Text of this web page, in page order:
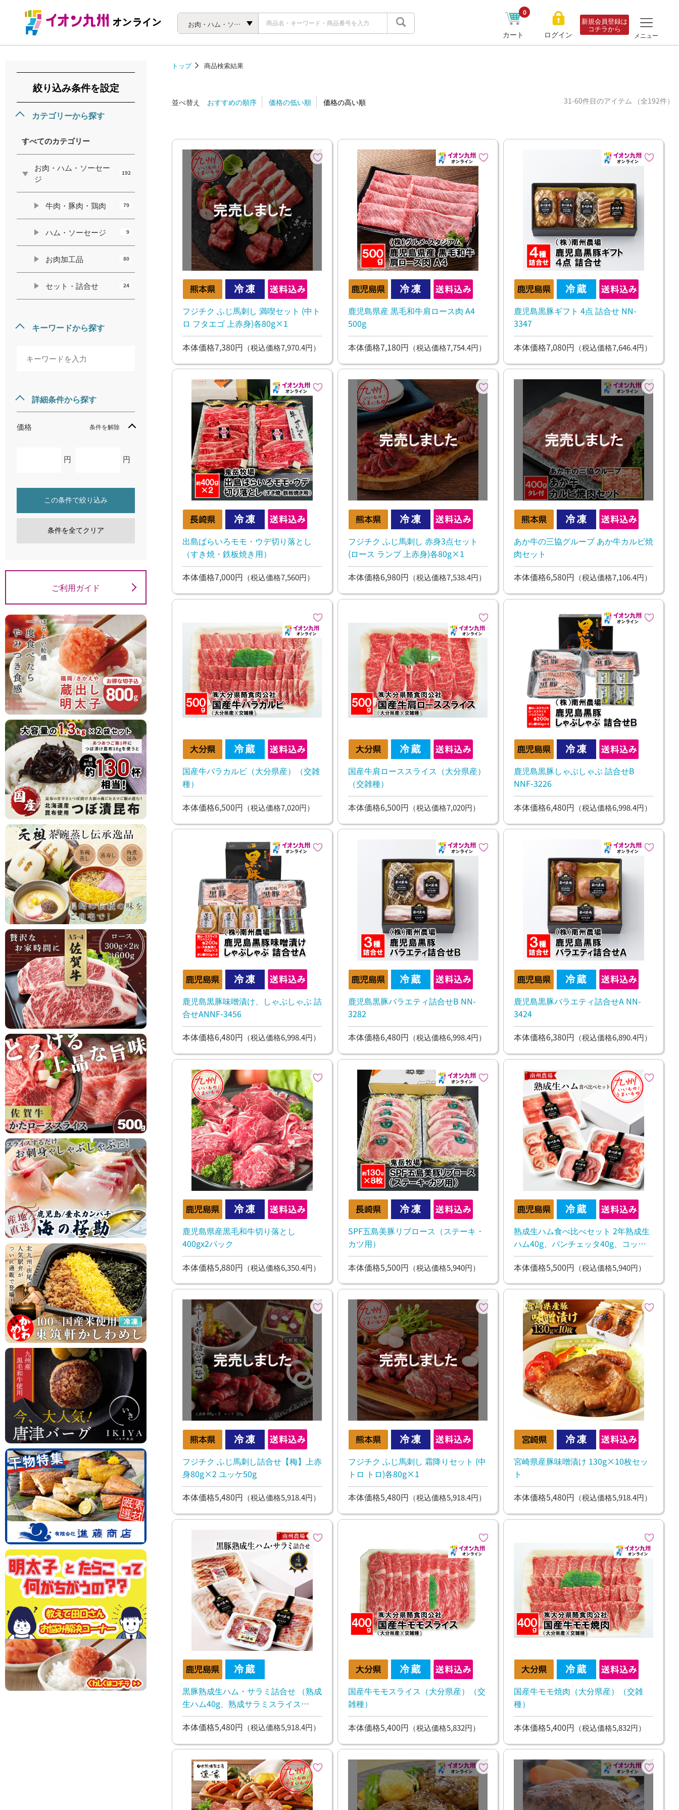
お肉・ハム・ソーセージ
カート
0
ログイン
新規会員登録は
コチラから
メニュー
絞り込み条件を設定
カテゴリーから探す
すべてのカテゴリー
お肉・ハム・ソーセー
ジ
192
牛肉・豚肉・鶏肉 79
ハム・ソーセージ 9
お肉加工品 80
セット・詰合せ 24
キーワードから探す
詳細条件から探す
価格 条件を解除
円 円
この条件で絞り込み
条件を全てクリア
ご利用ガイド
トップ 商品検索結果
並べ替え おすすめの順序 価格の低い順 価格の高い順 31-60件目のアイテム （全192件）
フジチク ふじ馬刺し 満喫セット (中ト
ロ フタエゴ 上赤身)各80g×1
本体価格7,380円 （税込価格7,970.4円）
鹿児島県産 黒毛和牛肩ロース肉 A4
500g
本体価格7,180円 （税込価格7,754.4円）
鹿児島黒豚ギフト 4点 詰合せ NN-
3347
本体価格7,080円 （税込価格7,646.4円）
出島ばらいろモモ・ウデ切り落とし
（すき焼・鉄板焼き用）
本体価格7,000円 （税込価格7,560円）
フジチク ふじ馬刺し 赤身3点セット
(ロース ランプ 上赤身)各80g×1
本体価格6,980円 （税込価格7,538.4円）
あか牛の三協グループ あか牛カルビ焼
肉セット
本体価格6,580円 （税込価格7,106.4円）
国産牛バラカルビ（大分県産）（交雑
種）
本体価格6,500円 （税込価格7,020円）
国産牛肩ローススライス（大分県産）
（交雑種）
本体価格6,500円 （税込価格7,020円）
鹿児島黒豚しゃぶしゃぶ 詰合せB
NNF-3226
本体価格6,480円 （税込価格6,998.4円）
鹿児島黒豚味噌漬け、しゃぶしゃぶ 詰
合せANNF-3456
本体価格6,480円 （税込価格6,998.4円）
鹿児島黒豚バラエティ詰合せB NN-
3282
本体価格6,480円 （税込価格6,998.4円）
鹿児島黒豚バラエティ詰合せA NN-
3424
本体価格6,380円 （税込価格6,890.4円）
鹿児島県産黒毛和牛切り落とし
400gx2パック
本体価格5,880円 （税込価格6,350.4円）
SPF五島美豚リブロース（ステーキ・
カツ用）
本体価格5,500円 （税込価格5,940円）
熟成生ハム食べ比べセット 2年熟成生
ハム40g、パンチェッタ40g、コッパ
40g、コッホサラミ60g
本体価格5,500円 （税込価格5,940円）
フジチク ふじ馬刺し詰合せ【梅】上赤
身80g×2 ユッケ50g
本体価格5,480円 （税込価格5,918.4円）
フジチク ふじ馬刺し 霜降りセット (中
トロ トロ)各80g×1
本体価格5,480円 （税込価格5,918.4円）
宮崎県産豚味噌漬け 130g×10枚セッ
ト
本体価格5,480円 （税込価格5,918.4円）
黒豚熟成生ハム・サラミ詰合せ （熟成
生ハム40g、熟成サラミスライス
60g、コッパ40g、パンチェッタ40g）
本体価格5,480円 （税込価格5,918.4円）
国産牛モモスライス（大分県産）（交
雑種）
本体価格5,400円 （税込価格5,832円）
国産牛モモ焼肉（大分県産）（交雑
種）
本体価格5,400円 （税込価格5,832円）